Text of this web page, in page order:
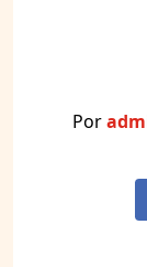
Por